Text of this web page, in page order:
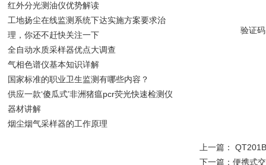
验证
上一篇：
下一篇： 便携式
红外分光测油仪优势解读
工地扬尘在线监测系统下达实施方案要求治
理，你还不赶快关注一下
全自动水质采样器优点大调查
气相色谱仪基本知识详解
国家标准的职业卫生监测有哪些内容？
供应一款‘傻瓜式’非洲猪瘟pcr荧光快速检测仪
器材讲解
烟尘烟气采样器的工作原理